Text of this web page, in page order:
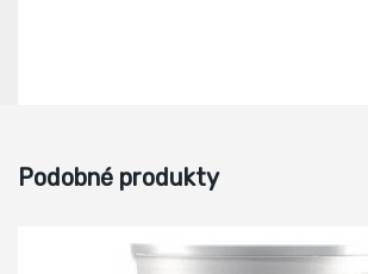
Podobné produkty